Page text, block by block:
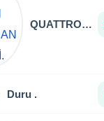
QUATTRO SALİH ÇAKIRHAN LTD. ŞTİ.
Duru .